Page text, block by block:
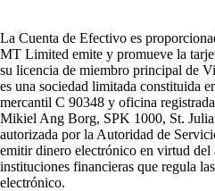
La Cuenta de Efectivo es
MT Limited emite y promueve la
su licencia de miembro principal de
es una sociedad limitada constituida
mercantil C 90348 y oficina
Mikiel Ang Borg, SPK 1000, St.
autorizada por la Autoridad de
emitir dinero electrónico en virtud
instituciones financieras que regula
electrónico.